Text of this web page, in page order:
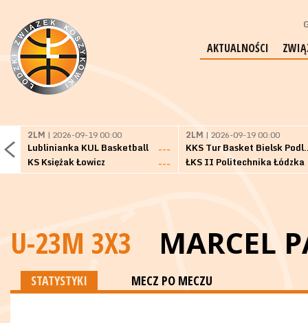
AKTUALNOŚCI
2LM | 2026-09-19 00:00
Lublinianka KUL Basketball
---
KS Księżak Łowicz
---
2LM | 2026-09-19 00:00
KKS Tur
ŁKS II Politechnika Łódzka
U-23M 3X3 MARCEL
STATYSTYKI MECZ PO MECZU